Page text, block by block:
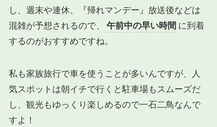
し、週末や連休、『帰れマンデー』放送後などは
混雑が予想されるので、
午前中の早い時間 に到着
するのがおすすめですね。
私も家族旅行で車を使うことが多いんですが、人
気スポットは朝イチで行くと駐車場もスムーズだ
し、観光もゆっくり楽しめるので一石二鳥なんで
すよ！